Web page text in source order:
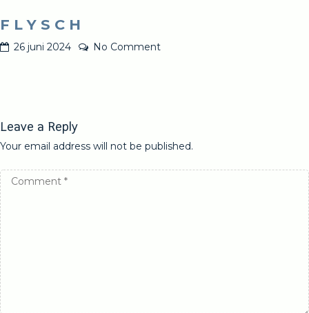
F L Y S C H
26 juni 2024 No Comment
Leave a Reply
Your email address will not be published.
Comment
*